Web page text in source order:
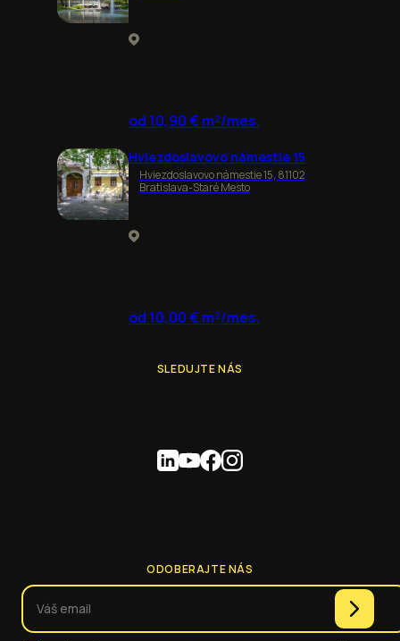
od 10,90 € m²/mes.
Hviezdoslavovo námestie 15
Hviezdoslavovo námestie 15, 81102
Bratislava-Staré Mesto
od 10,00 € m²/mes.
SLEDUJTE NÁS
ODOBERAJTE NÁS